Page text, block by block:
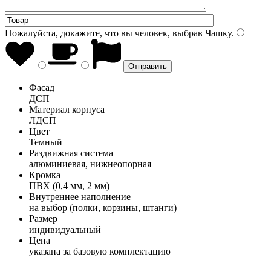
Пожалуйста, докажите, что вы человек, выбрав Чашку.
Фасад
ДСП
Материал корпуса
ЛДСП
Цвет
Темный
Раздвижная система
алюминиевая, нижнеопорная
Кромка
ПВХ (0,4 мм, 2 мм)
Внутреннее наполнение
на выбор (полки, корзины, штанги)
Размер
индивидуальный
Цена
указана за базовую комплектацию